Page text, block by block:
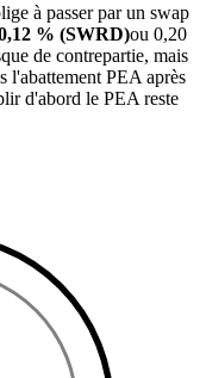
à passer par un swap
% (SWRD)ou 0,20
de contrepartie, mais
l'abattement PEA après
d'abord le PEA reste